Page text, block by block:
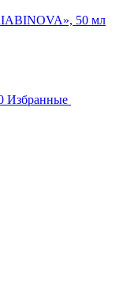
50 мл
Избранные